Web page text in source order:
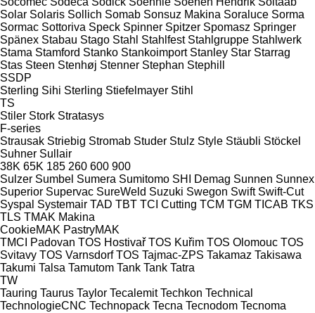
Solar Solaris Sollich Somab Sonsuz Makina Soraluce Sorma
Sormac Sottoriva Speck Spinner Spitzer Spomasz Springer
Spänex Stabau Stago Stahl Stahlfest Stahlgruppe Stahlwerk
Stama Stamford Stanko Stankoimport Stanley Star Starrag
Stas Steen Stenhøj Stenner Stephan Stephill
SSDP
Sterling Sihi Sterling Stiefelmayer Stihl
TS
Stiler Stork Stratasys
F-series
Strausak Striebig Stromab Studer Stulz Style Stäubli Stöckel
Suhner Sullair
38K 65K 185 260 600 900
Sulzer Sumbel Sumera Sumitomo SHI Demag Sunnen Sunnex
Superior Supervac SureWeld Suzuki Swegon Swift Swift-Cut
Syspal Systemair TAD TBT TCI Cutting TCM TGM TICAB TKS
TLS TMAK Makina
CookieMAK PastryMAK
TMCI Padovan TOS Hostivař TOS Kuřim TOS Olomouc TOS
Svitavy TOS Varnsdorf TOS Tajmac-ZPS Takamaz Takisawa
Takumi Talsa Tamutom Tank Tank Tatra
TW
Tauring Taurus Taylor Tecalemit Techkon Technical
TechnologieCNC Technopack Tecna Tecnodom Tecnoma